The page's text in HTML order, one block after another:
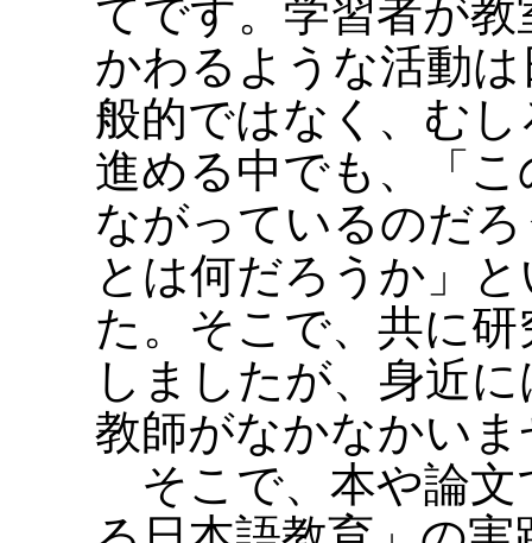
てです。学習者が
かわるような活動
般的ではなく、む
進める中でも、「
ながっているのだ
とは何だろうか」
た。そこで、共に
しましたが、身近
教師がなかなかい
そこで、本や論文